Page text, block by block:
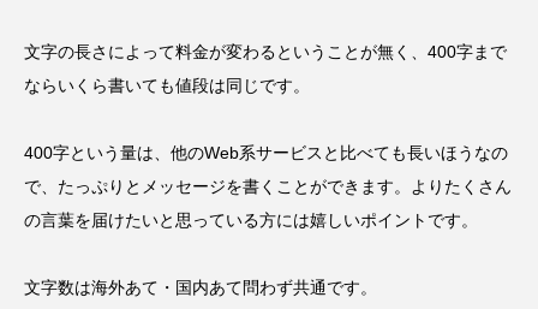
文字の長さによって料金が変わるということが無く、 400字まで
ならいくら書いても値段は同じです。
400字という量は、他のWeb系サービスと比べても長いほうなの
で、たっぷりとメッセージを書くことができます。よりたくさん
の言葉を届けたいと思っている方には嬉しいポイントです。
文字数は海外あて・国内あて問わず共通です。